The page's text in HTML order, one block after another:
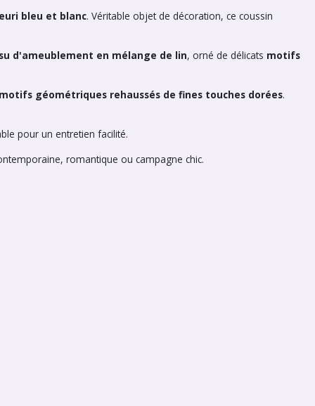
bleu et blanc. Véritable objet de décoration, ce coussin
d'ameublement en mélange de lin, orné de délicats motifs
motifs géométriques rehaussés de fines touches dorées.
pour un entretien facilité.
romantique ou campagne chic.